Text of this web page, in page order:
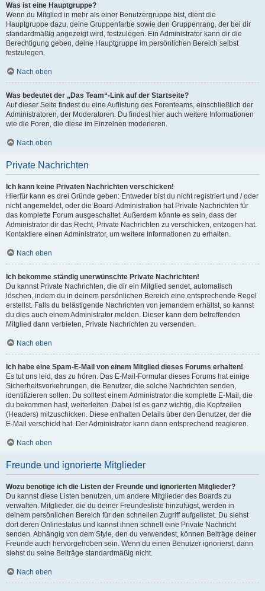
Was ist eine Hauptgruppe?
Wenn du Mitglied in mehr als einer Benutzergruppe bist, dient die
Hauptgruppe dazu, deine Gruppenfarbe sowie den Gruppenrang, der bei dir
standardmäßig angezeigt wird, festzulegen. Ein Administrator kann dir die
Berechtigung geben, deine Hauptgruppe im persönlichen Bereich selbst
festzulegen.
Nach oben
Was bedeutet der „Das Team“-Link auf der Startseite?
Auf dieser Seite findest du eine Auflistung des Forenteams, einschließlich der
Administratoren, der Moderatoren. Du findest hier auch weitere Informationen
wie die Foren, die diese im Einzelnen moderieren.
Nach oben
Private Nachrichten
Ich kann keine Privaten Nachrichten verschicken!
Hierfür kann es drei Gründe geben: Entweder bist du nicht registriert und / oder
nicht angemeldet, oder die Board-Administration hat Private Nachrichten für
das komplette Forum ausgeschaltet. Außerdem könnte es sein, dass der
Administrator dir das Recht, Private Nachrichten zu verschicken, entzogen hat.
Kontaktiere einen Administrator, um weitere Informationen zu erhalten.
Nach oben
Ich bekomme ständig unerwünschte Private Nachrichten!
Du kannst Private Nachrichten, die dir ein Mitglied sendet, automatisch
löschen, indem du in deinem persönlichen Bereich eine entsprechende Regel
erstellst. Falls du belästigende Nachrichten von jemandem erhältst, so kannst
du dies auch einem Administrator melden. Dieser kann dem betreffenden
Mitglied dann verbieten, Private Nachrichten zu versenden.
Nach oben
Ich habe eine Spam-E-Mail von einem Mitglied dieses Forums erhalten!
Es tut uns leid, das zu hören. Das E-Mail-Formular dieses Forums hat einige
Sicherheitsvorkehrungen, die Benutzer, die solche Nachrichten senden,
identifizieren sollen. Du solltest einem Administrator die komplette E-Mail, die
du bekommen hast, weiterleiten. Dabei ist es ganz wichtig, die Kopfzeilen
(Headers) mitzuschicken. Diese enthalten Details über den Benutzer, der die
E-Mail verschickt hat. Der Administrator kann dann entsprechend reagieren.
Nach oben
Freunde und ignorierte Mitglieder
Wozu benötige ich die Listen der Freunde und ignorierten Mitglieder?
Du kannst diese Listen benutzen, um andere Mitglieder des Boards zu
verwalten. Mitglieder, die du deiner Freundesliste hinzufügst, werden in
deinem persönlichen Bereich für den schnellen Zugriff aufgelistet. Du siehst
dort deren Onlinestatus und kannst ihnen schnell eine Private Nachricht
senden. Abhängig von dem Style, den du verwendest, können Beiträge deiner
Freunde auch hervorgehoben sein. Wenn du einen Benutzer ignorierst, dann
siehst du seine Beiträge standardmäßig nicht.
Nach oben